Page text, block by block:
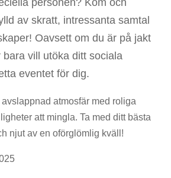
av skratt, intressanta samtal
Oavsett om du är på jakt
vill utöka ditt sociala
eventet för dig.
atmosfär med roliga
att mingla. Ta med ditt bästa
njut av en oförglömlig kväll!